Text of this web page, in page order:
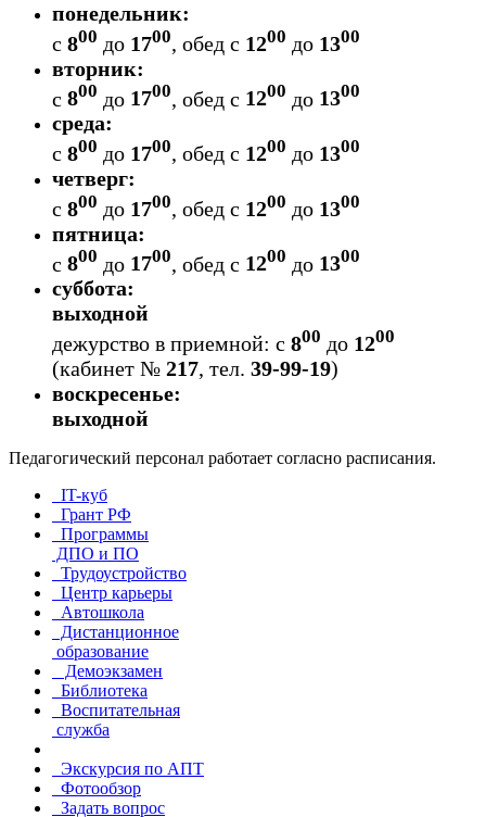
понедельник:
с 800 до 1700, обед с 1200 до 1300
вторник:
с 800 до 1700 обед с 1200 до 1300
среда:
с 800 до 1700, обед с 1200 до 1300
четверг:
с 800 до 1700, обед с 1200 до 1300
пятница:
с 800 до 1700 обед с 1200 до 1300
суббота:
выходной
дежурство в приемной: с 800 до 1200
(кабинет № 217, тел. 39-99-19)
воскресенье:
выходной
Педагогический персонал работает согласно расписания.
IT-куб
Грант РФ
Программы
ДПО и ПО
Трудоустройство
Центр карьеры
Автошкола
Дистанционное
образование
Демоэкзамен
Библиотека
Воспитательная
служба
Экскурсия по АПТ
Фотообзор
Задать вопрос